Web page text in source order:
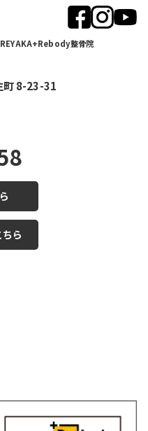
整骨院
町 8-23-31
ら